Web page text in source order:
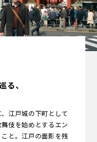
る、
江戸城の下町として
伎を始めとするエン
と。江戸の面影を残